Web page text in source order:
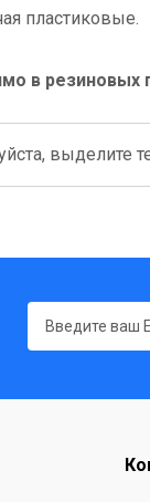
пластиковые.
в резиновых
выделите